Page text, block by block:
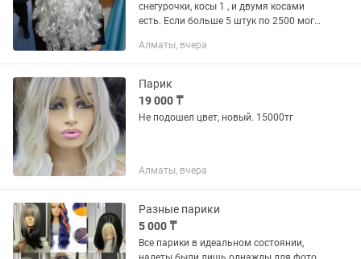
снегурочки, косы 1 , и двумя косами
есть. Если больше 5 штук по 2500 могу
Алматы, вчера
Парик
19 000 ₸
Не подошел цвет, новый. 15000тг
Алматы, вчера
Разные парики
5 000 ₸
Все парики в идеальном состоянии,